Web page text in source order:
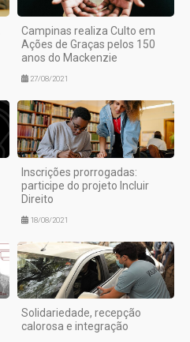
Campinas realiza Culto em
Ações de Graças pelos 150
anos do Mackenzie
27/08/2021
Inscrições prorrogadas:
participe do projeto Incluir
Direito
18/08/2021
Solidariedade, recepção
calorosa e integração